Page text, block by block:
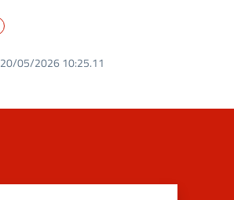
20/05/2026 10:25.11